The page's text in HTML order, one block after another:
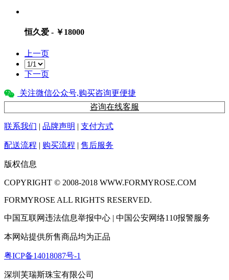
恒久爱 - ￥18000
上一页
下一页
关注微信公众号,购买咨询更便捷
咨询在线客服
联系我们 | 品牌声明 | 支付方式
配送流程 | 购买流程 | 售后服务
版权信息
COPYRIGHT © 2008-2018 WWW.FORMYROSE.COM
FORMYROSE ALL RIGHTS RESERVED.
中国互联网违法信息举报中心 | 中国公安网络110报警服务
本网站提供所售商品均为正品
粤ICP备14018087号-1
深圳芙瑞斯珠宝有限公司